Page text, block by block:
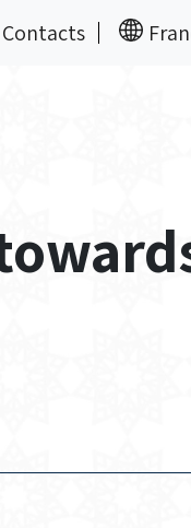
Contacts